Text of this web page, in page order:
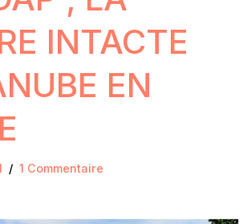
INTACTE
EN
1 Commentaire